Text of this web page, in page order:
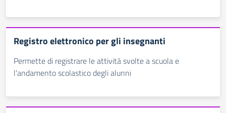
Registro elettronico per gli insegnanti
Permette di registrare le attività svolte a scuola e
l'andamento scolastico degli alunni